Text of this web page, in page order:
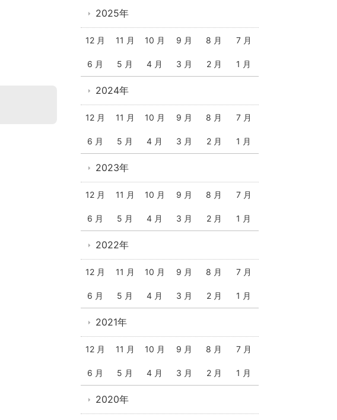
2025年
12 月 11 月 10 月 9 月 8 月 7 月
6 月 5 月 4 月 3 月 2 月 1 月
2024年
12 月 11 月 10 月 9 月 8 月 7 月
6 月 5 月 4 月 3 月 2 月 1 月
2023年
12 月 11 月 10 月 9 月 8 月 7 月
6 月 5 月 4 月 3 月 2 月 1 月
2022年
12 月 11 月 10 月 9 月 8 月 7 月
6 月 5 月 4 月 3 月 2 月 1 月
2021年
12 月 11 月 10 月 9 月 8 月 7 月
6 月 5 月 4 月 3 月 2 月 1 月
2020年